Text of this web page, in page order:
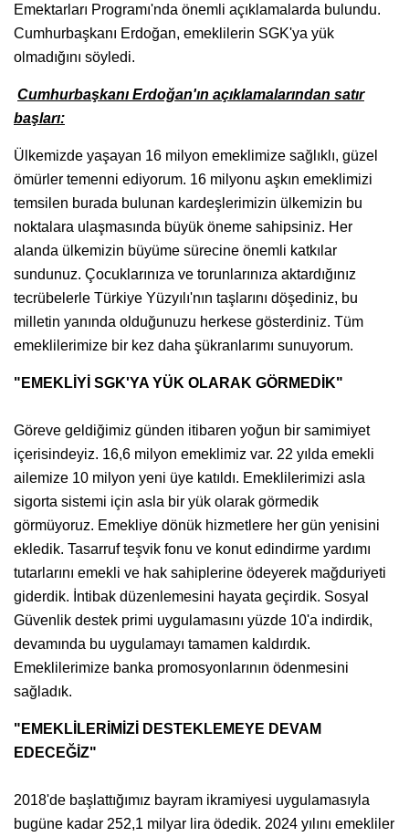
Emektarları Programı'nda önemli açıklamalarda bulundu.
Cumhurbaşkanı Erdoğan, emeklilerin SGK'ya yük
olmadığını söyledi.
Cumhurbaşkanı Erdoğan'ın açıklamalarından satır
başları:
Ülkemizde yaşayan 16 milyon emeklimize sağlıklı, güzel
ömürler temenni ediyorum. 16 milyonu aşkın emeklimizi
temsilen burada bulunan kardeşlerimizin ülkemizin bu
noktalara ulaşmasında büyük öneme sahipsiniz. Her
alanda ülkemizin büyüme sürecine önemli katkılar
sundunuz. Çocuklarınıza ve torunlarınıza aktardığınız
tecrübelerle Türkiye Yüzyılı'nın taşlarını döşediniz, bu
milletin yanında olduğunuzu herkese gösterdiniz. Tüm
emeklilerimize bir kez daha şükranlarımı sunuyorum.
"EMEKLİYİ SGK'YA YÜK OLARAK GÖRMEDİK"
Göreve geldiğimiz günden itibaren yoğun bir samimiyet
içerisindeyiz. 16,6 milyon emeklimiz var. 22 yılda emekli
ailemize 10 milyon yeni üye katıldı. Emeklilerimizi asla
sigorta sistemi için asla bir yük olarak görmedik
görmüyoruz. Emekliye dönük hizmetlere her gün yenisini
ekledik. Tasarruf teşvik fonu ve konut edindirme yardımı
tutarlarını emekli ve hak sahiplerine ödeyerek mağduriyeti
giderdik. İntibak düzenlemesini hayata geçirdik. Sosyal
Güvenlik destek primi uygulamasını yüzde 10'a indirdik,
devamında bu uygulamayı tamamen kaldırdık.
Emeklilerimize banka promosyonlarının ödenmesini
sağladık.
"EMEKLİLERİMİZİ DESTEKLEMEYE DEVAM
EDECEĞİZ"
2018'de başlattığımız bayram ikramiyesi uygulamasıyla
bugüne kadar 252,1 milyar lira ödedik. 2024 yılını emekliler